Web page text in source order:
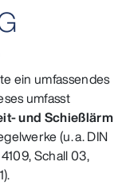
ein umfassendes
umfasst
und Schießlärm
(u. a. DIN
Schall 03,